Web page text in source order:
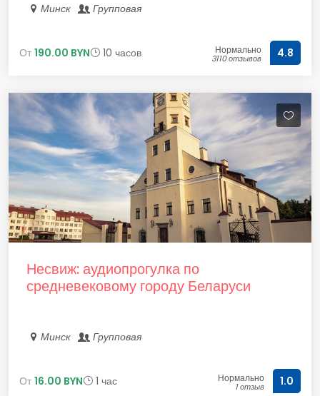
Минск Групповая
От 190.00 BYN 10 часов Нормально
3110 отзывов 4.8
Несвиж: аудиопрогулка по
средневековому городу Беларуси
Минск Групповая
От 16.00 BYN 1 час Нормально
1 отзыв 1.0